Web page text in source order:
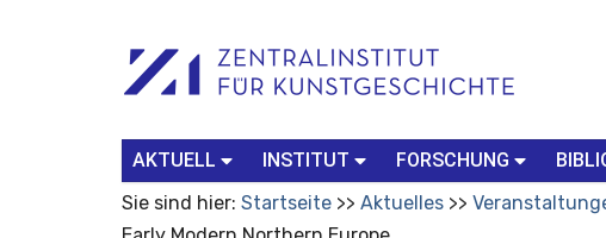
Werkzeuge
Search…
AKTUELL INSTITUT FORSCHUNG
Sie sind hier: Startseite Aktuelles